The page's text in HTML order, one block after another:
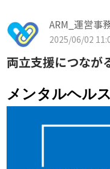
ARM_運営事
2025/06/02
両立支援につなが
メンタルヘル